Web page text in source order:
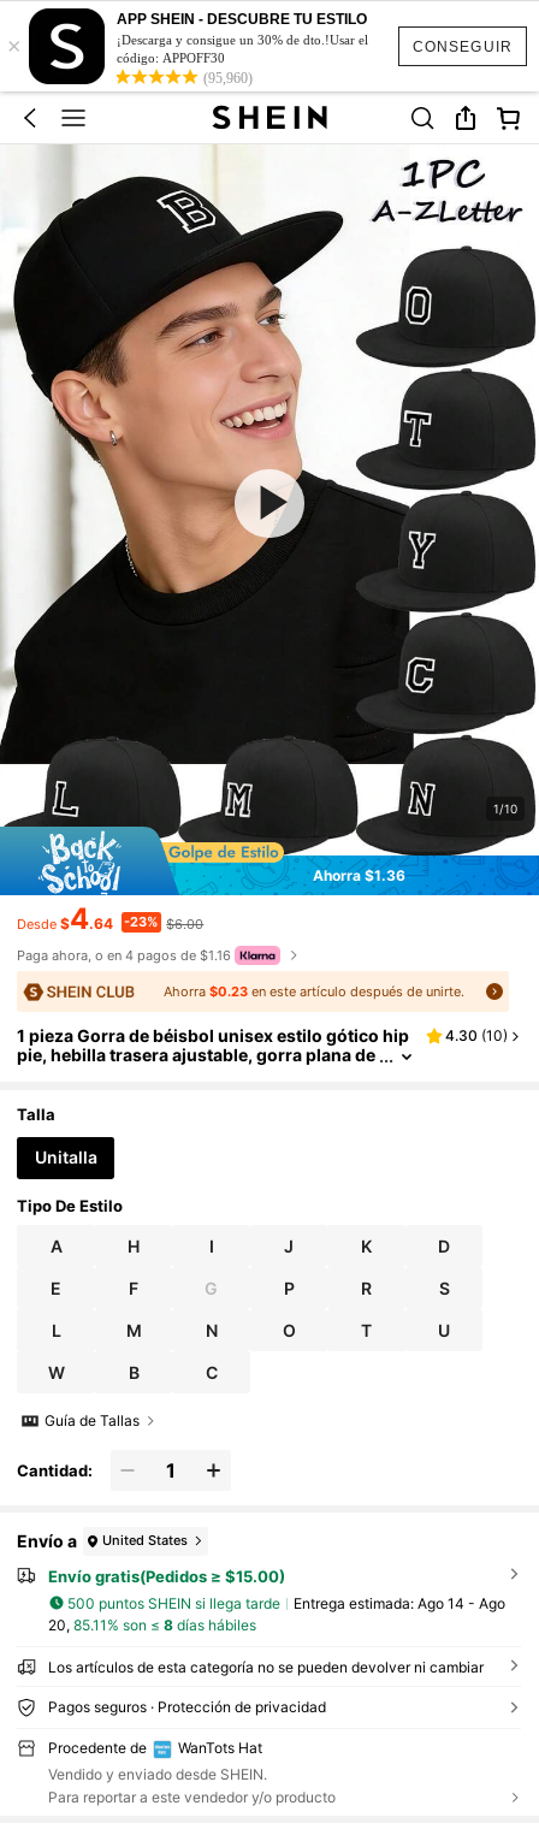
CONSEGUIR
×
APP SHEIN - DESCUBRE TU ESTILO
¡Descarga y consigue un 30% de dto.!Usar el
código: APPOFF30
(95,960)
1/10
Ahorra $1.36
Desde $4.64 -23% $6.00
Paga ahora, o en 4 pagos de $1.16
Ahorra $0.23en este artículo después de unirte.
1 pieza Gorra de béisbol unisex estilo gótico hip
pie, hebilla trasera ajustable, gorra plana de
4.30 (10)
Talla
Unitalla
Tipo De Estilo
A H I J K D
E F G P R S
L M N O T U
W B C
Guía de Tallas
Cantidad:
Envío a United States
Envío gratis(Pedidos ≥ $15.00)
500 puntos SHEIN si llega tarde Entrega estimada: Ago 14 - Ago
20, 85.11% son ≤ 8días hábiles
Los artículos de esta categoría no se pueden devolver ni cambiar
Pagos seguros · Protección de privacidad
Procedente de
WanTots Hat
Vendido y enviado desde SHEIN.
Para reportar a este vendedor y/o producto